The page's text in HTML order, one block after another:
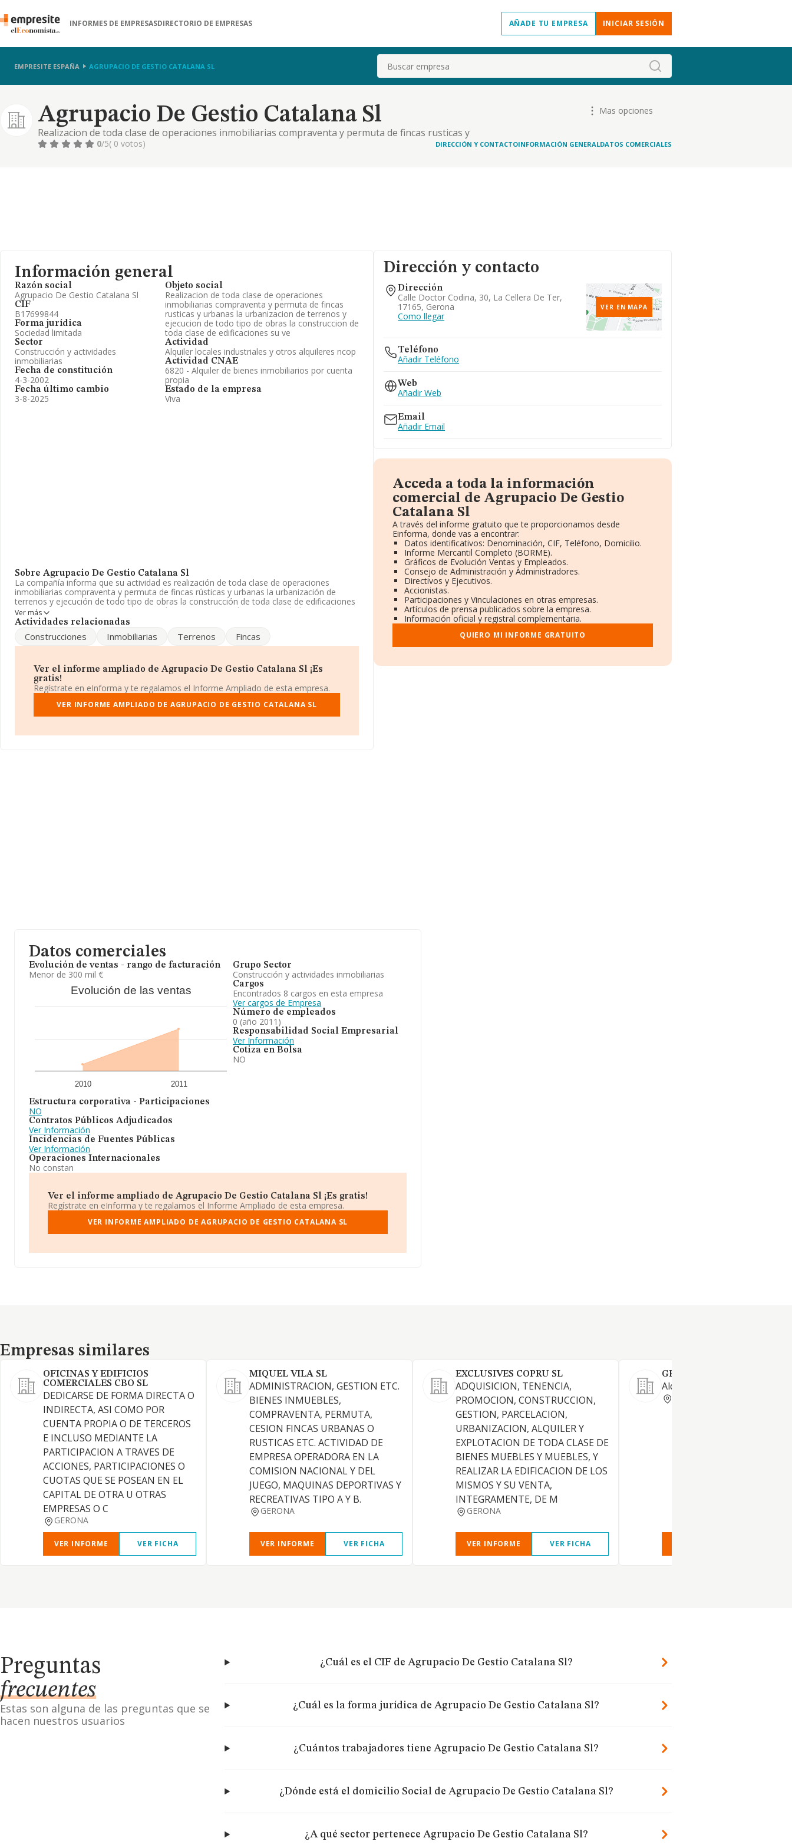
INFORMES DE EMPRESASDIRECTORIO DE EMPRESAS AÑADE TU EMPRESA INICIAR SESIÓN
EMPRESITE ESPAÑA AGRUPACIO DE GESTIO CATALANA SL Buscar
Agrupacio De Gestio Catalana Sl
Realizacion de toda clase de operaciones inmobiliarias compraventa y permuta de fincas rusticas y
urbanas la urbanizacion de terrenos y ejecucion de todo tipo de obras la construccion de toda clase
Mas opciones
0/5( 0 votos) DIRECCIÓN Y CONTACTOINFORMACIÓN GENERALDATOS COMERCIALES
Información general
Razón social
Agrupacio De Gestio Catalana Sl
CIF
B17699844
Forma jurídica
Sociedad limitada
Sector
Construcción y actividades
inmobiliarias
Fecha de constitución
4-3-2002
Fecha último cambio
3-8-2025
Objeto social
Realizacion de toda clase de operaciones
inmobiliarias compraventa y permuta de fincas
rusticas y urbanas la urbanizacion de terrenos y
ejecucion de todo tipo de obras la construccion de
toda clase de edificaciones su ve
Actividad
Alquiler locales industriales y otros alquileres ncop
Actividad CNAE
6820 - Alquiler de bienes inmobiliarios por cuenta
propia
Estado de la empresa
Viva
Sobre Agrupacio De Gestio Catalana Sl
La compañía informa que su actividad es realización de toda clase de operaciones
inmobiliarias compraventa y permuta de fincas rústicas y urbanas la urbanización de
terrenos y ejecución de todo tipo de obras la construcción de toda clase de edificaciones
su ve. La empresa aparece inscrita en el Registro Mercantil como Sociedad Limitada. Su
actividad CNAE es 'Alquiler de bienes inmobiliarios por cuenta propia' con código 6820. La
La empresaAgrupacio de Gestio Catalana S.L, con CIF B17699844, está situada en
Cataluña.
Con los datos a disposición de INFORMA sobre 132.555 empresas pertenecientes al
sector, la facturación en el ámbito nacional alcanza los 22.737 millones de euros y se
estima que el promedio de la facturación entre todas las empresas es de 171 mil euros.
En relación con la información de la provincia de Girona, en la base de datos INFORMA
con el fin de ampliar la información relativa al ámbito de la empresa, los empleados de
Ver más
Actividades relacionadas
Construcciones Inmobiliarias Terrenos Fincas
Ver el informe ampliado de Agrupacio De Gestio Catalana Sl ¡Es
gratis!
Regístrate en eInforma y te regalamos el Informe Ampliado de esta empresa.
VER INFORME AMPLIADO DE AGRUPACIO DE GESTIO CATALANA SL
Dirección y contacto
Dirección
Calle Doctor Codina, 30, La Cellera De Ter,
17165, Gerona
Como llegar
VER EN MAPA
Teléfono
Añadir Teléfono
Web
Añadir Web
Email
Añadir Email
Acceda a toda la información
comercial de Agrupacio De Gestio
Catalana Sl
A través del informe gratuito que te proporcionamos desde
Einforma, donde vas a encontrar:
Datos identificativos: Denominación, CIF, Teléfono, Domicilio.
Informe Mercantil Completo (BORME).
Gráficos de Evolución Ventas y Empleados.
Consejo de Administración y Administradores.
Directivos y Ejecutivos.
Accionistas.
Participaciones y Vinculaciones en otras empresas.
Artículos de prensa publicados sobre la empresa.
Información oficial y registral complementaria.
QUIERO MI INFORME GRATUITO
Datos comerciales
Evolución de ventas - rango de facturación
Menor de 300 mil €
Evolución de las ventas
2010 2011
Estructura corporativa - Participaciones
NO
Contratos Públicos Adjudicados
Ver Información
Incidencias de Fuentes Públicas
Ver Información
Operaciones Internacionales
No constan
Grupo Sector
Construcción y actividades inmobiliarias
Cargos
Encontrados 8 cargos en esta empresa
Ver cargos de Empresa
Número de empleados
0 (año 2011)
Responsabilidad Social Empresarial
Ver Información
Cotiza en Bolsa
NO
Ver el informe ampliado de Agrupacio De Gestio Catalana Sl ¡Es gratis!
Regístrate en eInforma y te regalamos el Informe Ampliado de esta empresa.
VER INFORME AMPLIADO DE AGRUPACIO DE GESTIO CATALANA SL
Empresas similares
Empresas similares
OFICINAS Y EDIFICIOS
COMERCIALES CBO SL
DEDICARSE DE FORMA DIRECTA O
INDIRECTA, ASI COMO POR
CUENTA PROPIA O DE TERCEROS
E INCLUSO MEDIANTE LA
PARTICIPACION A TRAVES DE
ACCIONES, PARTICIPACIONES O
CUOTAS QUE SE POSEAN EN EL
CAPITAL DE OTRA U OTRAS
EMPRESAS O C
GERONA
VER INFORME VER FICHA
MIQUEL VILA SL
ADMINISTRACION, GESTION ETC.
BIENES INMUEBLES,
COMPRAVENTA, PERMUTA,
CESION FINCAS URBANAS O
RUSTICAS ETC. ACTIVIDAD DE
EMPRESA OPERADORA EN LA
COMISION NACIONAL Y DEL
JUEGO, MAQUINAS DEPORTIVAS Y
RECREATIVAS TIPO A Y B.
GERONA
VER INFORME VER FICHA
EXCLUSIVES COPRU SL
ADQUISICION, TENENCIA,
PROMOCION, CONSTRUCCION,
GESTION, PARCELACION,
URBANIZACION, ALQUILER Y
EXPLOTACION DE TODA CLASE DE
BIENES MUEBLES Y MUEBLES, Y
REALIZAR LA EDIFICACION DE LOS
MISMOS Y SU VENTA,
INTEGRAMENTE, DE M
GERONA
VER INFORME VER FICHA
GESTIBRALLO SL
Alquiler de pisos, naves y
Preguntas
frecuentes
Estas son alguna de las preguntas que se
hacen nuestros usuarios
¿Cuál es el CIF de Agrupacio De Gestio Catalana Sl?
¿Cuál es la forma jurídica de Agrupacio De Gestio Catalana Sl?
¿Cuántos trabajadores tiene Agrupacio De Gestio Catalana Sl?
¿Dónde está el domicilio Social de Agrupacio De Gestio Catalana Sl?
¿A qué sector pertenece Agrupacio De Gestio Catalana Sl?